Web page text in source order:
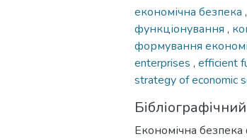
економічна безпека ,
функціонування ,
формування
enterprises , efficient
strategy of economic
Економічна безпека